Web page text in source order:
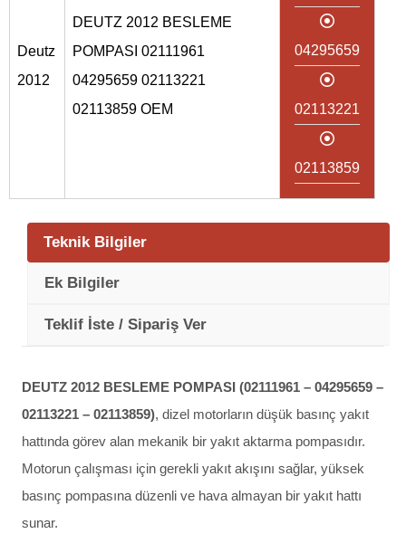
Deutz
2012
DEUTZ 2012 BESLEME
POMPASI 02111961
04295659 02113221
02113859 OEM
04295659
02113221
02113859
Teknik Bilgiler
Ek Bilgiler
Teklif İste / Sipariş Ver
DEUTZ 2012 BESLEME POMPASI (02111961 – 04295659 –
02113221 – 02113859), dizel motorların düşük basınç yakıt
hattında görev alan mekanik bir yakıt aktarma pompasıdır.
Motorun çalışması için gerekli yakıt akışını sağlar, yüksek
basınç pompasına düzenli ve hava almayan bir yakıt hattı
sunar.